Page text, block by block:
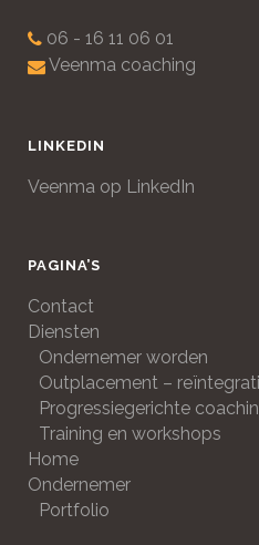
06 - 16 11 06 01
Veenma coaching
LINKEDIN
Veenma op LinkedIn
PAGINA’S
Contact
Diensten
Ondernemer worden
Outplacement –
Progressiegerichte
Training en workshops
Home
Ondernemer
Portfolio